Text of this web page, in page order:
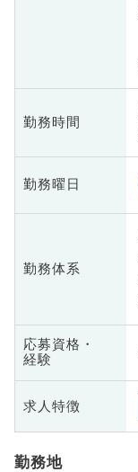
勤務時間
勤務曜日
勤務体系
応募資格・
経験
求人特徴
勤務地